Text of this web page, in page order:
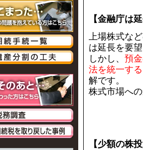
【金融庁は
上場株式な
は延長を要
しかし、 預
法を統一す
解です。
株式市場へ
【少額の株